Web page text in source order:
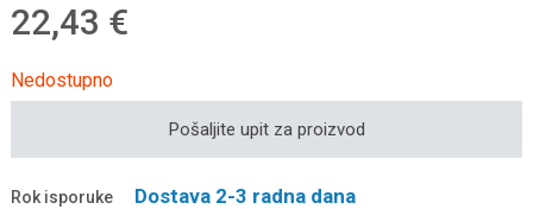
22,43 €
Nedostupno
Pošaljite upit za proizvod
Rok isporuke Dostava 2-3 radna dana